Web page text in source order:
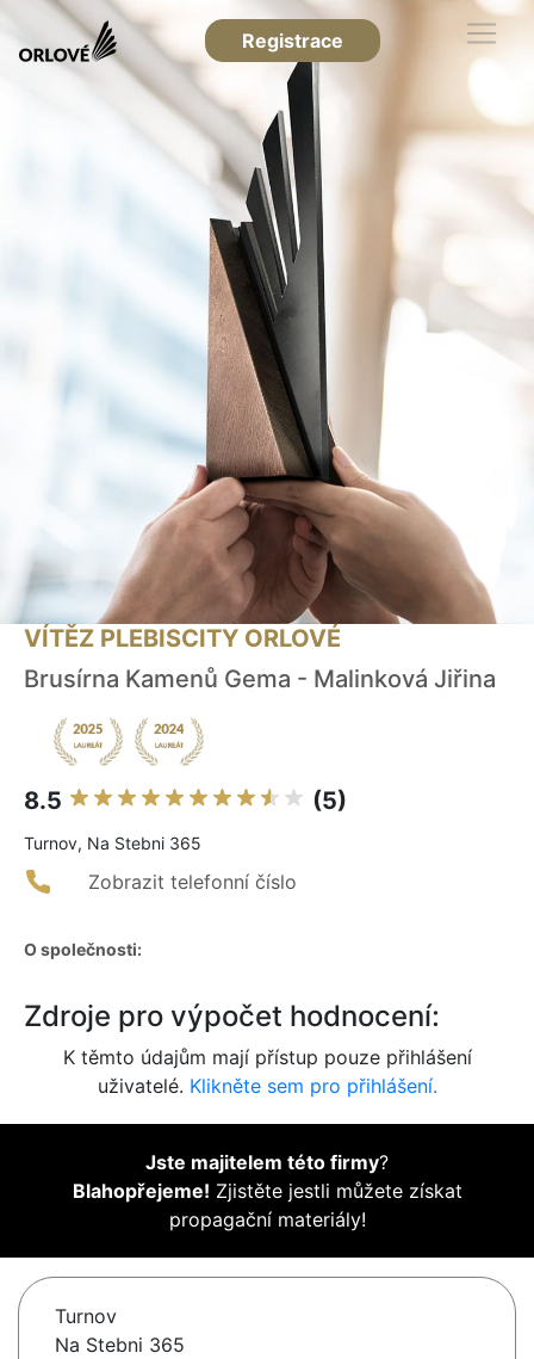
Registrace
VÍTĚZ PLEBISCITY ORLOVÉ
Brusírna Kamenů Gema - Malinková Jiřina
8.5 (5)
Turnov, Na Stebni 365
Zobrazit telefonní číslo
O společnosti:
Zdroje pro výpočet hodnocení:
K těmto údajům mají přístup pouze přihlášení
uživatelé. Klikněte sem pro přihlášení.
Jste majitelem této firmy?
Blahopřejeme! Zjistěte jestli můžete získat
propagační materiály!
Turnov
Na Stebni 365